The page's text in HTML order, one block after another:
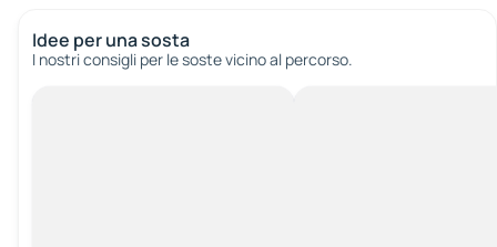
Idee per una sosta
I nostri consigli per le soste vicino al percorso.